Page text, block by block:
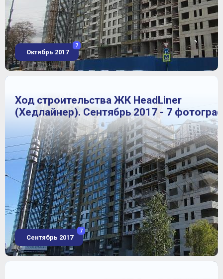
Октябрь 2017
7
Ход строительства ЖК HeadLiner
(Хедлайнер). Сентябрь 2017 - 7
Сентябрь 2017
7